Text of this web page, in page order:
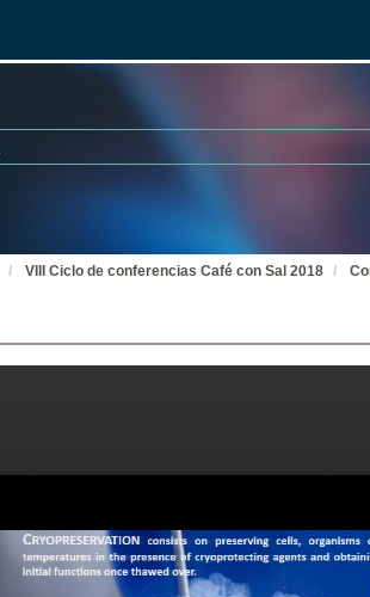
VIII Ciclo de conferencias Café con Sal 2018